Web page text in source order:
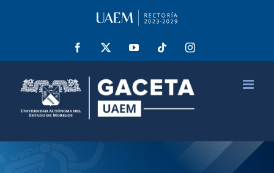
Facebook YouTube Tiktok Instagram